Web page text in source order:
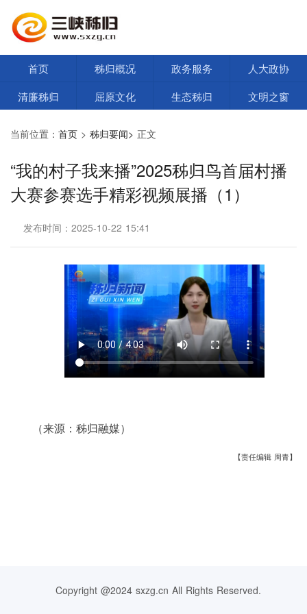
首页 秭归概况 政务服务
人大政协
清廉秭归
屈原文化 生态秭归 文明之窗
当前位置： 首页 > 秭归要闻> 正文
“我的村子我来播”2025秭归鸟首届村播
大赛参赛选手精彩视频展播（1）
发布时间：2025-10-22 15:41
（来源：秭归融媒）
【责任编辑 周青】
Copyright @2024 sxzg.cn All Rights Reserved.